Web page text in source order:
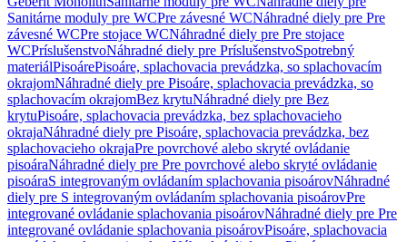
Sanitárne moduly pre WCPre závesné WCNáhradné diely pre Pre
závesné WCPre stojace WCNáhradné diely pre Pre stojace
WCPríslušenstvoNáhradné diely pre PríslušenstvoSpotrebný
materiálPisoárePisoáre, splachovacia prevádzka, so splachovacím
okrajomNáhradné diely pre Pisoáre, splachovacia prevádzka, so
splachovacím okrajomBez krytuNáhradné diely pre Bez
krytuPisoáre, splachovacia prevádzka, bez splachovacieho
okrajaNáhradné diely pre Pisoáre, splachovacia prevádzka, bez
splachovacieho okrajaPre povrchové alebo skryté ovládanie
pisoáraNáhradné diely pre Pre povrchové alebo skryté ovládanie
pisoáraS integrovaným ovládaním splachovania pisoárovNáhradné
diely pre S integrovaným ovládaním splachovania pisoárovPre
integrované ovládanie splachovania pisoárovNáhradné diely pre Pre
integrované ovládanie splachovania pisoárovPisoáre, splachovacia